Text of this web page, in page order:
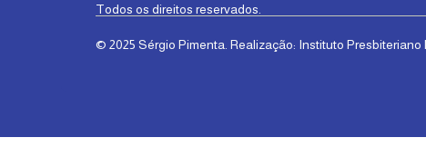
Todos os direitos reservados.
© 2025 Sérgio Pimenta . Realização: Instituto